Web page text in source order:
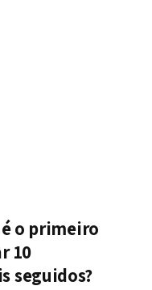
o primeiro
10
seguidos?